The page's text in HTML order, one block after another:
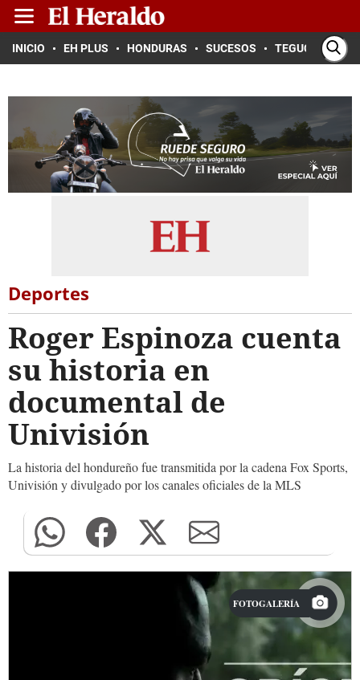
INICIO EH PLUS HONDURAS SUCESOS TEGUCIGALPA
Deportes
Roger Espinoza cuenta
su historia en
documental de
Univisión
La historia del hondureño fue transmitida por la cadena Fox Sports,
Univisión y divulgado por los canales oficiales de la MLS
FOTOGALERÍA